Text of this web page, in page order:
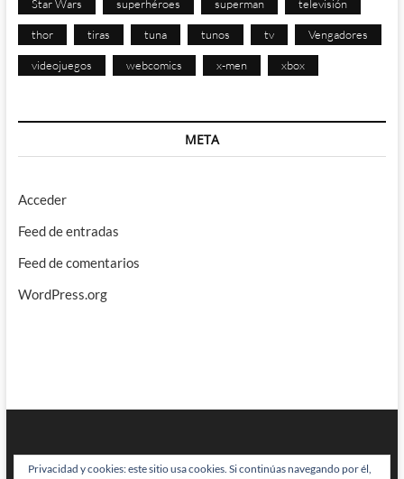
Star Wars superhéroes superman televisión
thor tiras tuna tunos tv Vengadores
videojuegos webcomics x-men xbox
META
Acceder
Feed de entradas
Feed de comentarios
WordPress.org
Privacidad y cookies: este sitio usa cookies. Si continúas navegando por él,